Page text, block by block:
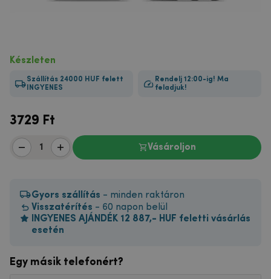
Készleten
Szállítás 24000 HUF felett
INGYENES
Rendelj 12:00-ig! Ma
feladjuk!
3729 Ft
Vásároljon
Gyors szállítás - minden raktáron
Visszatérítés - 60 napon belül
INGYENES AJÁNDÉK 12 887,- HUF feletti vásárlás
esetén
Egy másik telefonért?